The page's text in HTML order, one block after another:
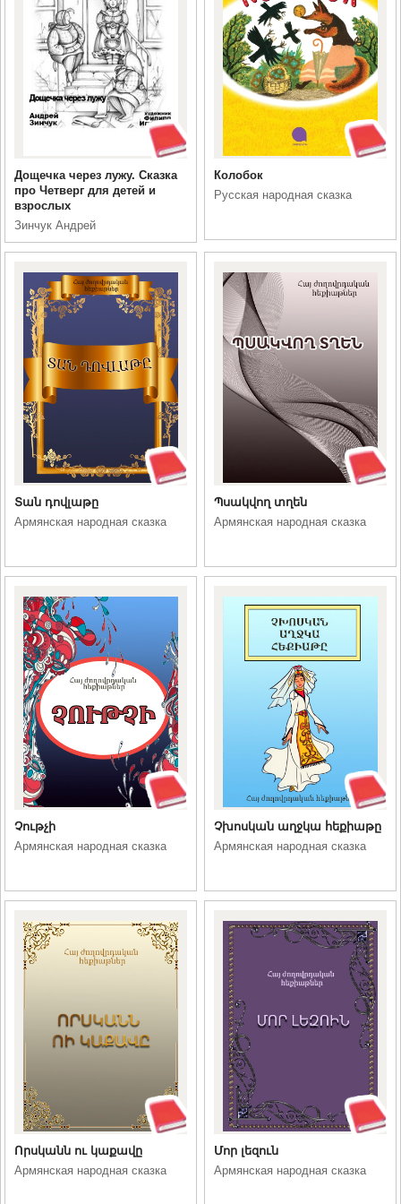
Дощечка через лужу. Сказка
про Четверг для детей и
взрослых
Зинчук Андрей
Колобок
Русская народная сказка
Տան դովլաթը
Армянская народная сказка
Պսակվող տղեն
Армянская народная сказка
Չութչի
Армянская народная сказка
Չխոսկան աղջկա հեքիաթը
Армянская народная сказка
Որսկանն ու կաքավը
Армянская народная сказка
Մոր լեզուն
Армянская народная сказка